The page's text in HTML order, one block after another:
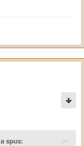
a spus: